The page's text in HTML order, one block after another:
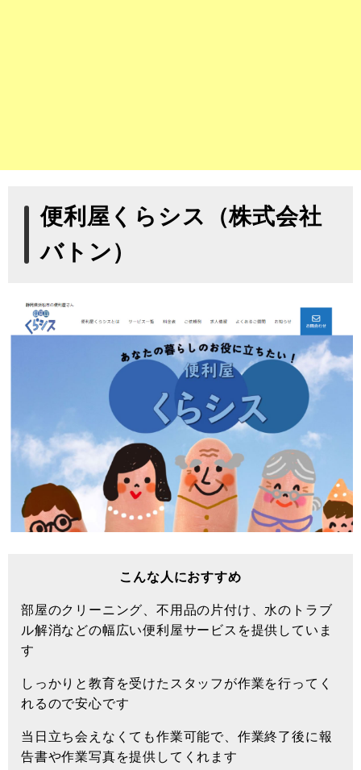
便利屋くらシス（株式会社
バトン）
こんな人におすすめ
部屋のクリーニング、不用品の片付け、水のトラブ
ル解消などの幅広い便利屋サービスを提供していま
す
しっかりと教育を受けたスタッフが作業を行ってく
れるので安心です
当日立ち会えなくても作業可能で、作業終了後に報
告書や作業写真を提供してくれます